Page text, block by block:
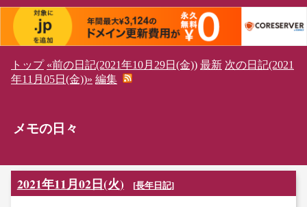
トップ «前の日記(2021年10月29日(金)) 最新 次の日記(2021
年11月05日(金))» 編集
メモの日々
2021年11月02日(火) [長年日記]